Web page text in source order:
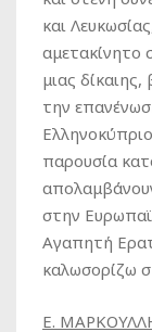
και
αμετακίνητο
μιας δίκαιης,
την
παρουσία
στην
Αγαπητή
καλωσορίζω
Ε.